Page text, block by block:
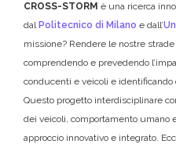
CROSS-STORM è una ricerca
dal Politecnico di Milano e dall’
missione? Rendere le nostre
comprendendo e prevedendo
conducenti e veicoli e
Questo progetto interdisciplinare
dei veicoli, comportamento umano
approccio innovativo e integrato.